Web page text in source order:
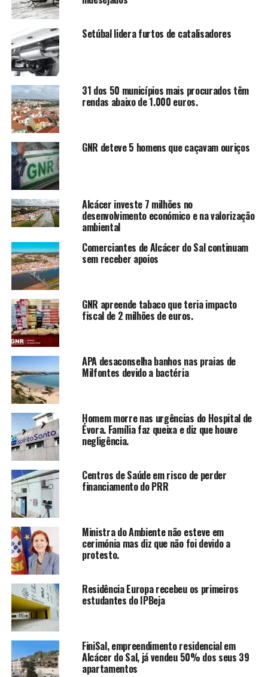
Setúbal lidera furtos de catalisadores
31 dos 50 municípios mais procurados têm
rendas abaixo de 1.000 euros.
GNR deteve 5 homens que caçavam ouriços
Alcácer investe 7 milhões no
desenvolvimento económico e na valorização
ambiental
Comerciantes de Alcácer do Sal continuam
sem receber apoios
GNR apreende tabaco que teria impacto
fiscal de 2 milhões de euros.
APA desaconselha banhos nas praias de
Milfontes devido a bactéria
Homem morre nas urgências do Hospital de
Évora. Família faz queixa e diz que houve
negligência.
Centros de Saúde em risco de perder
financiamento do PRR
Ministra do Ambiente não esteve em
cerimónia mas diz que não foi devido a
protesto.
Residência Europa recebeu os primeiros
estudantes do IPBeja
FiniSal, empreendimento residencial em
Alcácer do Sal, já vendeu 50% dos seus 39
apartamentos